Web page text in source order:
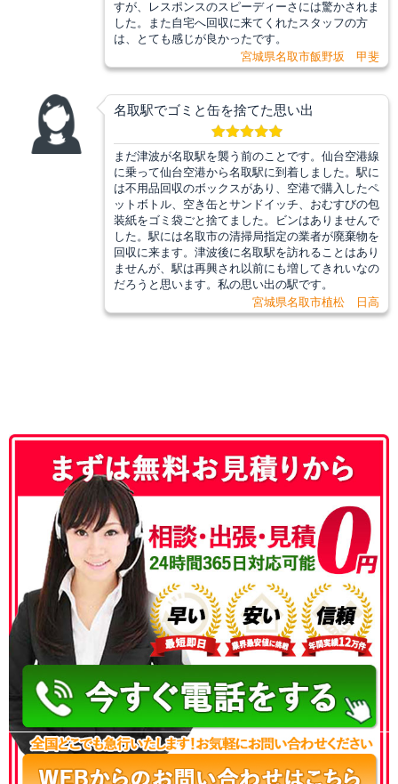
すが、レスポンスのスピーディーさには驚かされま
した。また自宅へ回収に来てくれたスタッフの方
は、とても感じが良かったです。
宮城県名取市飯野坂 甲斐
名取駅でゴミと缶を捨てた思い出
まだ津波が名取駅を襲う前のことです。仙台空港線
に乗って仙台空港から名取駅に到着しました。駅に
は不用品回収のボックスがあり、空港で購入したペ
ットボトル、空き缶とサンドイッチ、おむすびの包
装紙をゴミ袋ごと捨てました。ビンはありませんで
した。駅には名取市の清掃局指定の業者が廃棄物を
回収に来ます。津波後に名取駅を訪れることはあり
ませんが、駅は再興され以前にも増してきれいなの
だろうと思います。私の思い出の駅です。
宮城県名取市植松 日高
050-3186-4780